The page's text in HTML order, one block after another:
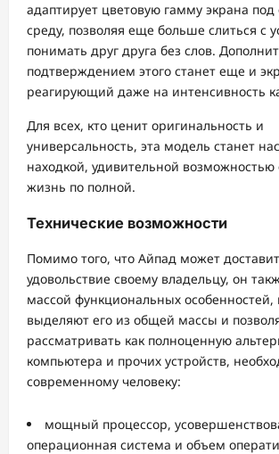
адаптирует цветовую гамму экрана
среду, позволяя еще больше слиться с
понимать друг друга без слов.
подтверждением этого станет еще и
реагирующий даже на интенсивность
Для всех, кто ценит оригинальность и
универсальность, эта модель станет
находкой, удивительной возможностью
жизнь по полной.
Технические возможности
Помимо того, что Айпад может
удовольствие своему владельцу, он
массой функциональных особенностей,
выделяют его из общей массы и
рассматривать как полноценную
компьютера и прочих устройств,
современному человеку:
мощный процессор,
операционная система и объем